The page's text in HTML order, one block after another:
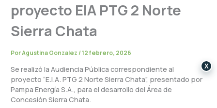
proyecto EIA PTG 2 Norte
Sierra Chata
PorAgustina Gonzalez/12 febrero, 2026
Se realizó la Audiencia Pública correspondiente al
proyecto “E.I.A. PTG 2 Norte Sierra Chata”, presentado por
Pampa Energía S.A., para el desarrollo del Área de
Concesión Sierra Chata.
X